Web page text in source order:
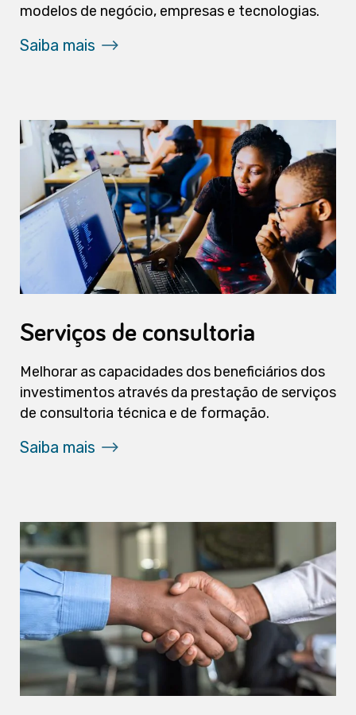
modelos de negócio, empresas e tecnologias.
Saiba mais
Serviços de consultoria
Melhorar as capacidades dos beneficiários dos
investimentos através da prestação de serviços
de consultoria técnica e de formação.
Saiba mais